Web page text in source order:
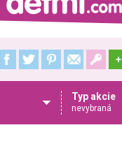
+
Typ akcie
nevybraná